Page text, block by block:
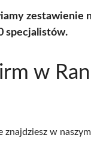
zestawienie
specjalistów.
w
w